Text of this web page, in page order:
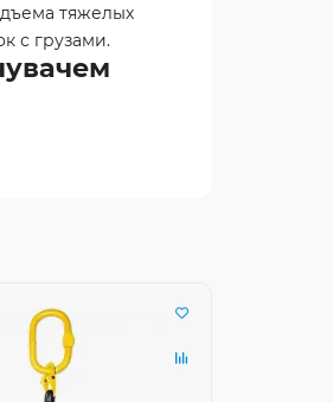
тяжелых
с грузами.